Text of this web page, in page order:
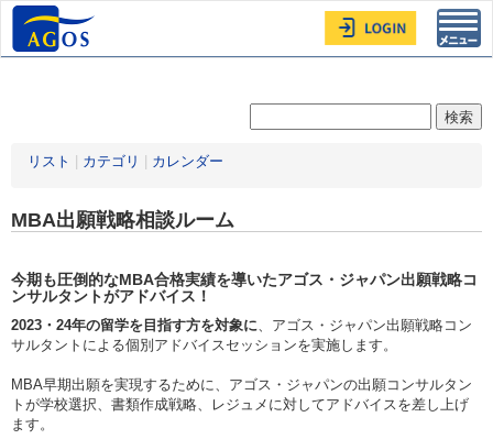
リスト カテゴリ カレンダー
MBA出願戦略相談ルーム
今期も圧倒的なMBA合格実績を導いたアゴス・ジャパン出願戦略コ
ンサルタントがアドバイス！
2023 ・24年の留学を目指す方を対象に、アゴス・ジャパン出願戦略コン
サルタントによる個別アドバイスセッションを実施します。
MBA早期出願を実現するために、アゴス・ジャパンの出願コンサルタン
トが学校選択、書類作成戦略、レジュメに対してアドバイスを差し上げ
ます。